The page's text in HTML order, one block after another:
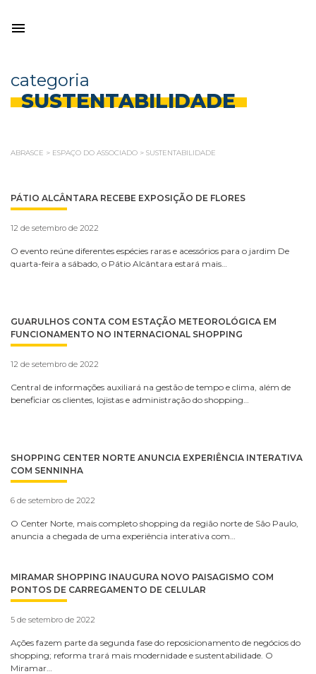
categoria
SUSTENTABILIDADE
ABRASCE > ESPAÇO DO ASSOCIADO > SUSTENTABILIDADE
PÁTIO ALCÂNTARA RECEBE EXPOSIÇÃO DE FLORES
12 de setembro de 2022
O evento reúne diferentes espécies raras e acessórios para o jardim De
quarta-feira a sábado, o Pátio Alcântara estará mais…
GUARULHOS CONTA COM ESTAÇÃO METEOROLÓGICA EM
FUNCIONAMENTO NO INTERNACIONAL SHOPPING
12 de setembro de 2022
Central de informações auxiliará na gestão de tempo e clima, além de
beneficiar os clientes, lojistas e administração do shopping…
SHOPPING CENTER NORTE ANUNCIA EXPERIÊNCIA INTERATIVA
COM SENNINHA
6 de setembro de 2022
O Center Norte, mais completo shopping da região norte de São Paulo,
anuncia a chegada de uma experiência interativa com…
MIRAMAR SHOPPING INAUGURA NOVO PAISAGISMO COM
PONTOS DE CARREGAMENTO DE CELULAR
5 de setembro de 2022
Ações fazem parte da segunda fase do reposicionamento de negócios do
shopping; reforma trará mais modernidade e sustentabilidade. O
Miramar…